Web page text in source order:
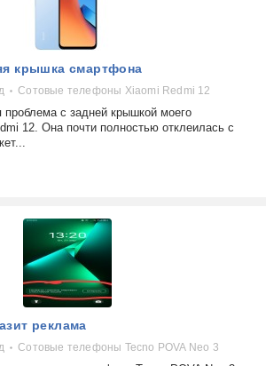
крышка смартфона
Сотовые телефоны Xiaomi Redmi 12
проблема с задней крышкой моего
12. Она почти полностью отклеилась с
реклама
Сотовые телефоны Tecno POVA Neo 3